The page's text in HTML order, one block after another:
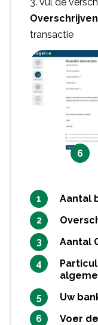
3. Vul de
transactie
6
Aantal
Aantal
Uw
Voer